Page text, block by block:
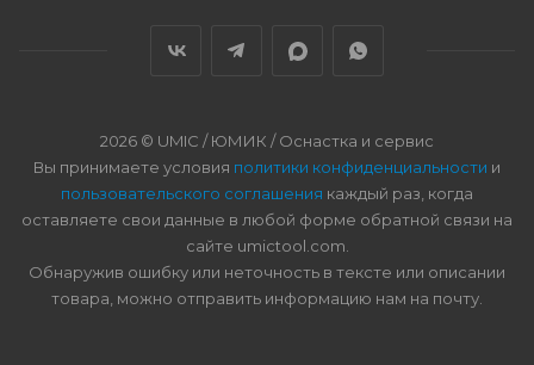
2026 © UMIC / ЮМИК / Оснастка и сервис
Вы принимаете условия политики конфиденциальности и
пользовательского соглашения каждый раз, когда
оставляете свои данные в любой форме обратной связи на
сайте umictool.com.
Обнаружив ошибку или неточность в тексте или описании
товара, можно отправить информацию нам на почту.